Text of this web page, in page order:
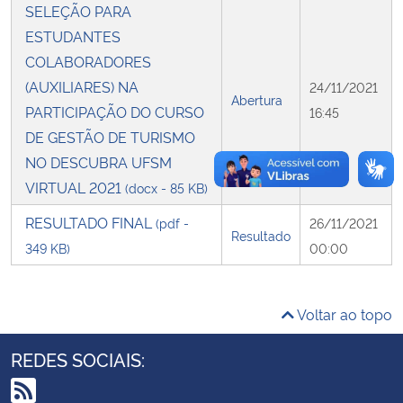
Secretaria-Geral
Secretaria de Governo
Gabinete de Segurança Institucional
Advocacia-Geral da União
Banco Central do Brasil
SELEÇÃO PARA
ESTUDANTES
COLABORADORES
(AUXILIARES) NA
PARTICIPAÇÃO DO CURSO
DE GESTÃO DE TURISMO
NO DESCUBRA UFSM
VIRTUAL 2021 (docx - 85 KB)
Abertura
24/11/2021
16:45
RESULTADO FINAL (pdf -
349 KB)
Resultado
26/11/2021
00:00
Voltar ao topo
REDES SOCIAIS: